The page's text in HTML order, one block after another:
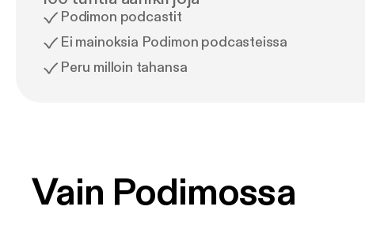
Podimon podcastit
Ei mainoksia Podimon podcasteissa
Peru milloin tahansa
Vain Podimossa